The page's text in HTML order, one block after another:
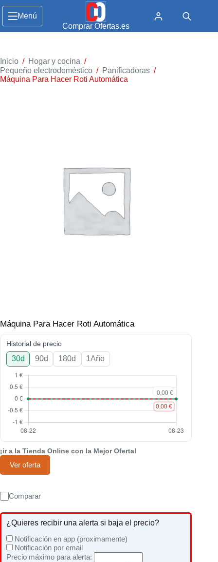
Menú
Comprar Ofertas.es
Inicio / Hogar y cocina /
Pequeño electrodoméstico / Panificadoras /
Máquina Para Hacer Roti Automática
Máquina Para Hacer Roti Automática
Historial de precio
30d 90d 180d 1Año
¡ir a la Tienda Online con la Mejor Oferta!
Ver oferta
Comparar
¿Quieres recibir una alerta si baja el precio?
Notificación en app (proximamente)
Notificación por email
Precio máximo para alerta: